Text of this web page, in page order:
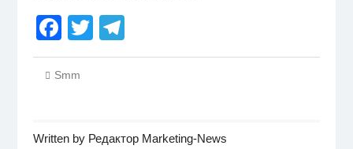
Facebook
Twitter
Smm
Written by Редактор Marketing-News